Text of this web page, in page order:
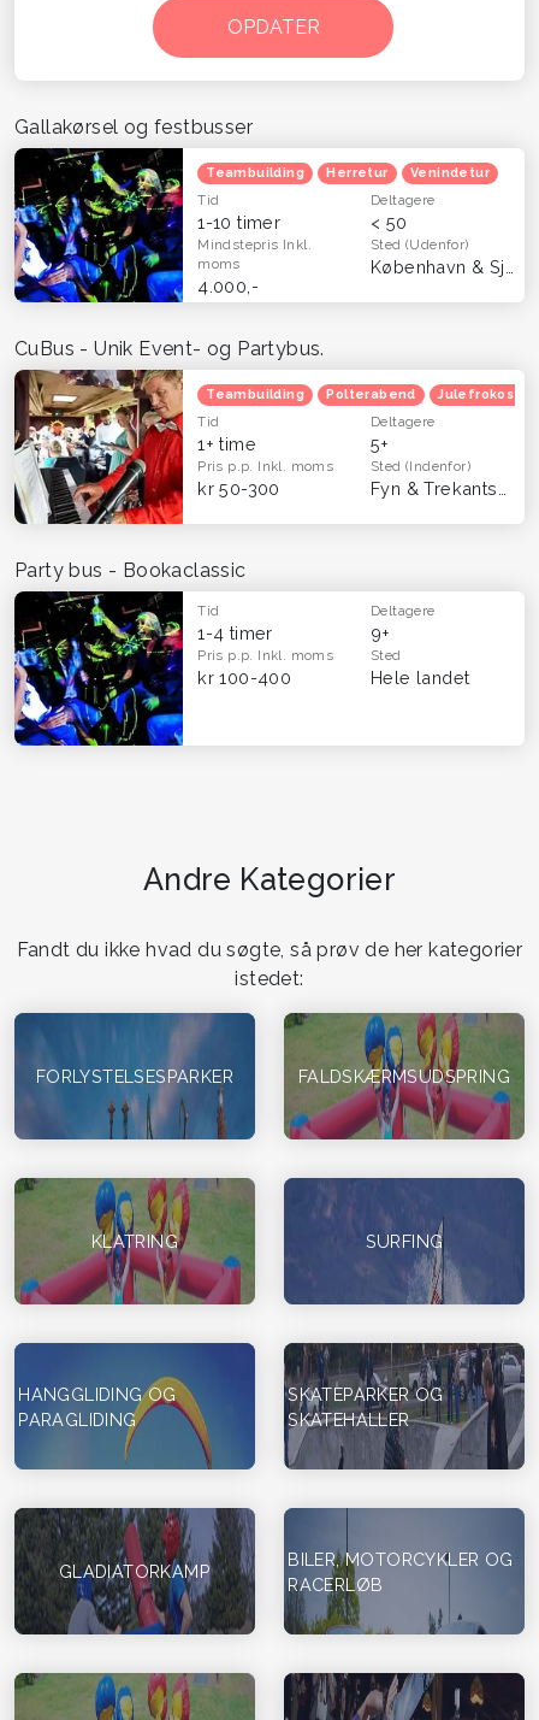
Gallakørsel og festbusser
Teambuilding Herretur Venindetur
Tid
1-10 timer
Deltagere
< 50
Mindstepris Inkl.
moms
4.000,-
Sted(Udenfor)
CuBus - Unik Event- og Partybus.
Teambuilding Polterabend Julefrokost
Tid
1+ time
Deltagere
5+
Pris p.p. Inkl. moms
kr 50-300
Sted(Indenfor)
Party bus - Bookaclassic
Tid
1-4 timer
Deltagere
9+
Pris p.p. Inkl. moms
kr 100-400
Sted
Hele landet
Andre Kategorier
Fandt du ikke hvad du søgte, så prøv de her kategorier
istedet:
FORLYSTELSESPARKER FALDSKÆRMSUDSPRING
KLATRING SURFING
HANGGLIDING OG
PARAGLIDING
SKATEPARKER OG
SKATEHALLER
GLADIATORKAMP
BILER, MOTORCYKLER OG
RACERLØB